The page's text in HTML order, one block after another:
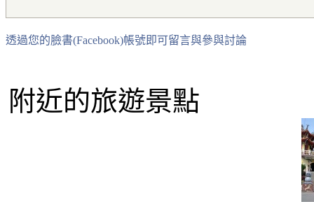
透過您的臉書(Facebook)帳號即可留言與參與討論
附近的旅遊景點